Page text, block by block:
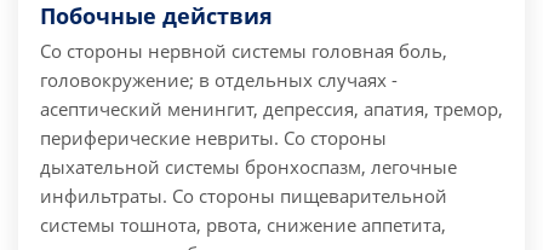
Побочные действия
Со стороны нервной системы головная боль,
головокружение; в отдельных случаях -
асептический менингит, депрессия, апатия, тремор,
периферические невриты. Со стороны
дыхательной системы бронхоспазм, легочные
инфильтраты. Со стороны пищеварительной
системы тошнота, рвота, снижение аппетита,